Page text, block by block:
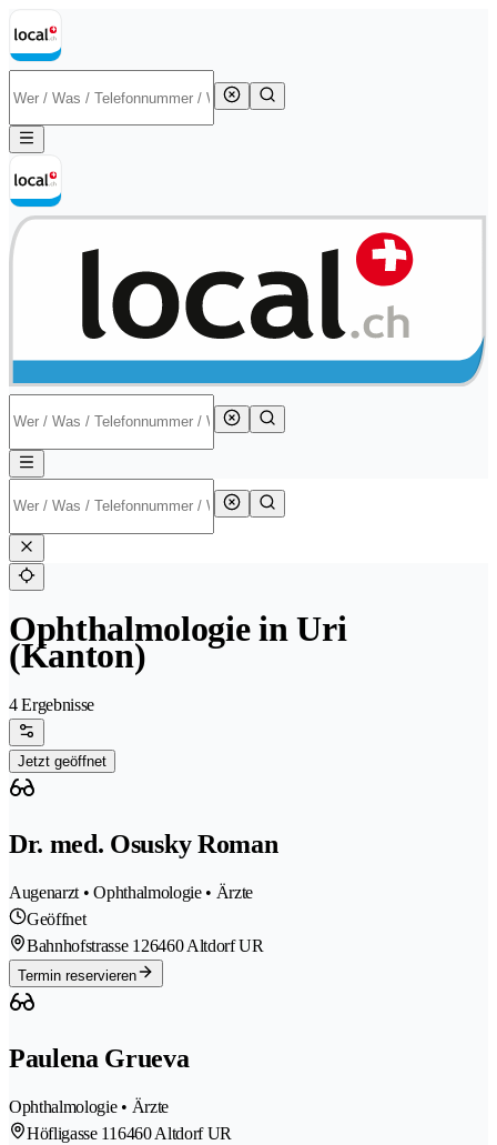
Ophthalmologie in Uri
(Kanton)
4 Ergebnisse
Jetzt geöffnet
Dr. med. Osusky Roman
Augenarzt • Ophthalmologie • Ärzte
Geöffnet
Bahnhofstrasse 126460 Altdorf UR
Termin reservieren
Paulena Grueva
Ophthalmologie • Ärzte
Höfligasse 116460 Altdorf UR